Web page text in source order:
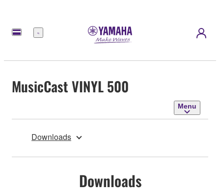
Menu
MusicCast VINYL 500
Menu
Downloads
Downloads